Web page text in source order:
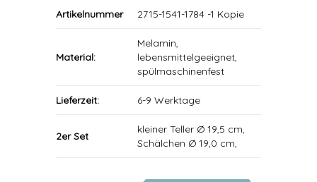
Artikelnummer 2715-1541-1784 -1 Kopie
Material:
Melamin,
lebensmittelgeeignet,
spülmaschinenfest
Lieferzeit: 6-9 Werktage
2er Set
kleiner Teller Ø 19,5 cm,
Schälchen Ø 19,0 cm,